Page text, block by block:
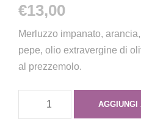
€13,00
Merluzzo impanato,
pepe, olio extravergine di
al prezzemolo.
AGGIUNGI